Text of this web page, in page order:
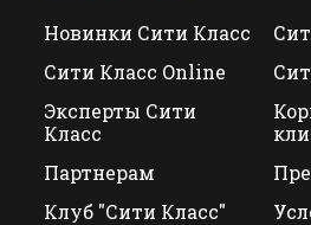
Новинки Сити Класс
Сити Класс Online
Эксперты Сити
Класс
Партнерам
Клуб "Сити Класс"